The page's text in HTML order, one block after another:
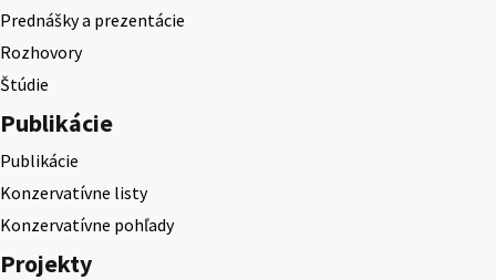
Prednášky a prezentácie
Rozhovory
Štúdie
Publikácie
Publikácie
Konzervatívne listy
Konzervatívne pohľady
Projekty